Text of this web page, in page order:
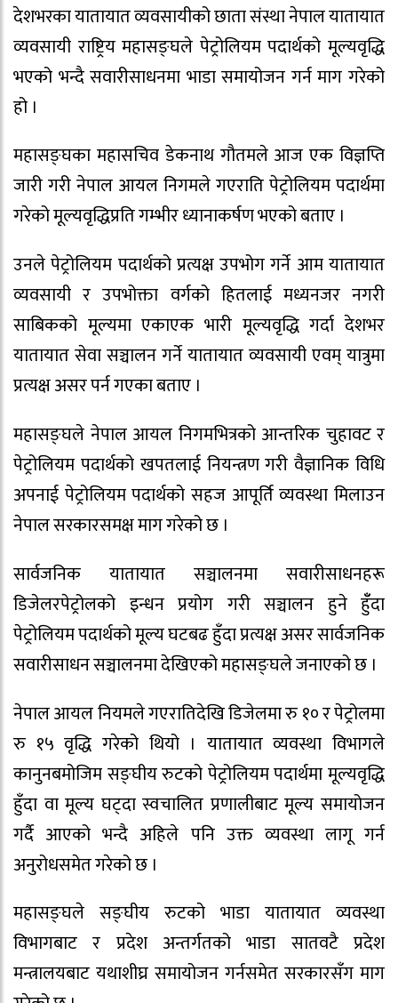
देशभरका यातायात व्यवसायीको छाता संस्था नेपाल यातायात
व्यवसायी राष्ट्रिय महासङ्घले पेट्रोलियम पदार्थको मूल्यवृद्धि
भएको भन्दै सवारीसाधनमा भाडा समायोजन गर्न माग गरेको
हो ।
महासङ्घका महासचिव डेकनाथ गौतमले आज एक विज्ञप्ति
जारी गरी नेपाल आयल निगमले गएराति पेट्रोलियम पदार्थमा
गरेको मूल्यवृद्धिप्रति गम्भीर ध्यानाकर्षण भएको बताए ।
उनले पेट्रोलियम पदार्थको प्रत्यक्ष उपभोग गर्ने आम यातायात
व्यवसायी र उपभोक्ता वर्गको हितलाई मध्यनजर नगरी
साबिकको मूल्यमा एकाएक भारी मूल्यवृद्धि गर्दा देशभर
यातायात सेवा सञ्चालन गर्ने यातायात व्यवसायी एवम् यात्रुमा
प्रत्यक्ष असर पर्न गएका बताए ।
महासङ्घले नेपाल आयल निगमभित्रको आन्तरिक चुहावट र
पेट्रोलियम पदार्थको खपतलाई नियन्त्रण गरी वैज्ञानिक विधि
अपनाई पेट्रोलियम पदार्थको सहज आपूर्ति व्यवस्था मिलाउन
नेपाल सरकारसमक्ष माग गरेको छ ।
सार्वजनिक यातायात सञ्चालनमा सवारीसाधनहरू
डिजेलरपेट्रोलको इन्धन प्रयोग गरी सञ्चालन हुने हुँँदा
पेट्रोलियम पदार्थको मूल्य घटबढ हुँदा प्रत्यक्ष असर सार्वजनिक
सवारीसाधन सञ्चालनमा देखिएको महासङ्घले जनाएको छ ।
नेपाल आयल नियमले गएरातिदेखि डिजेलमा रु १० र पेट्रोलमा
रु १५ वृद्धि गरेको थियो । यातायात व्यवस्था विभागले
कानुनबमोजिम सङ्घीय रुटको पेट्रोलियम पदार्थमा मूल्यवृद्धि
हुँदा वा मूल्य घट्दा स्वचालित प्रणालीबाट मूल्य समायोजन
गर्दै आएको भन्दै अहिले पनि उक्त व्यवस्था लागू गर्न
अनुरोधसमेत गरेको छ ।
महासङ्घले सङ्घीय रुटको भाडा यातायात व्यवस्था
विभागबाट र प्रदेश अन्तर्गतको भाडा सातवटै प्रदेश
मन्त्रालयबाट यथाशीघ्र समायोजन गर्नसमेत सरकारसँग माग